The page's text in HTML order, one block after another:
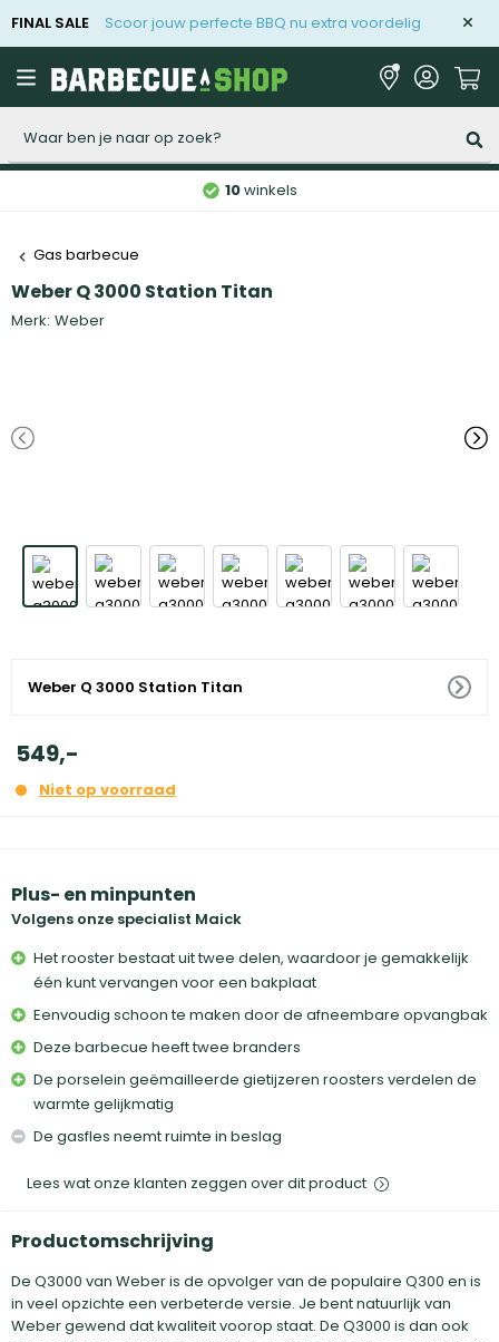
FINAL SALE Scoor jouw perfecte BBQ nu extra voordelig
10winkels
Gas barbecue
Weber Q 3000 Station Titan
Merk: Weber
Weber Q 3000 Station Titan
549,-
Niet op voorraad
Plus- en minpunten
Volgens onze specialist Maick
Het rooster bestaat uit twee delen, waardoor je gemakkelijk
één kunt vervangen voor een bakplaat
Eenvoudig schoon te maken door de afneembare opvangbak
Deze barbecue heeft twee branders
De porselein geëmailleerde gietijzeren roosters verdelen de
warmte gelijkmatig
De gasfles neemt ruimte in beslag
Lees wat onze klanten zeggen over dit product
Productomschrijving
De Q3000 van Weber is de opvolger van de populaire Q300 en is
in veel opzichte een verbeterde versie. Je bent natuurlijk van
Weber gewend dat kwaliteit voorop staat. De Q3000 is dan ook